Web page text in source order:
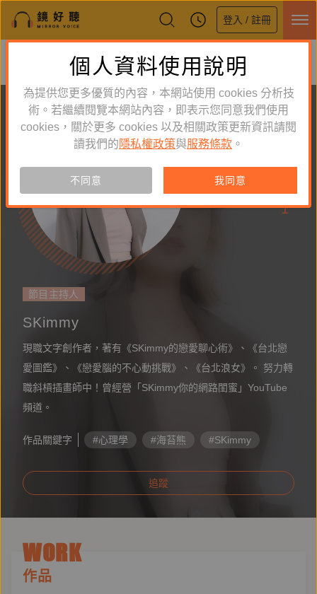
登入 / 註冊
鏡好聽全新APP上線
體驗全面升級，即刻下載
節目主持人
SKimmy
現職文字創作者，著有《SKimmy的戀愛聊心術》、《台北戀
愛圖鑑》、《戀愛腦的不心動挑戰》、《台北浪女》。 努力轉
職斜槓插畫師中！曾經營「SKimmy你的網路閨蜜」YouTube
頻道。
作品關鍵字 #心理學 #海苔熊 #SKimmy
4
作品
1
追蹤
WORK
作品
個人資料使用說明
為提供您更多優質的內容，本網站使用 cookies 分析技
術。若繼續閱覽本網站內容，即表示您同意我們使用
cookies，關於更多 cookies 以及相關政策更新資訊請閱
讀我們的 隱私權政策與服務條款 。
不同意 我同意